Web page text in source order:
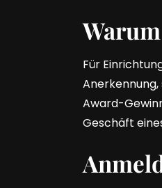
Für
Award-
Geschäft